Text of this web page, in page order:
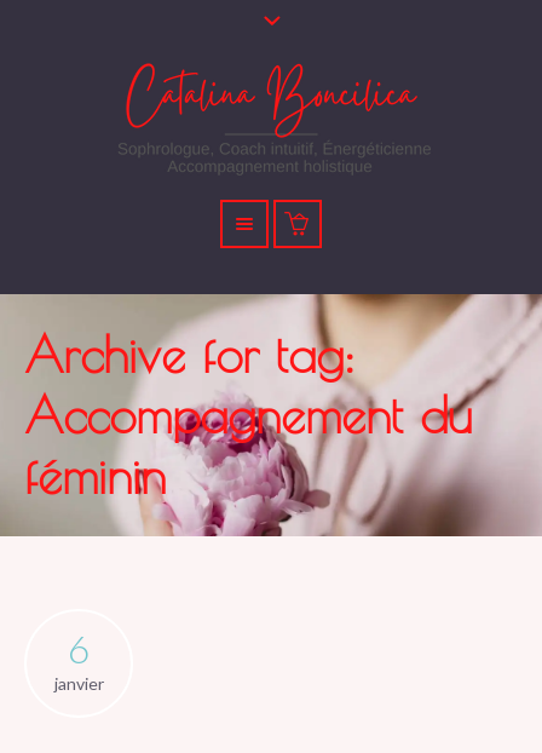
Archive for tag:
Accompagnement du
féminin
6
janvier